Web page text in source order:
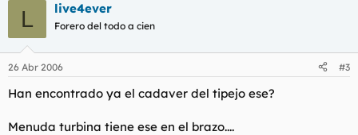
L live4ever
Forero del todo a cien
26 Abr 2006 #3
Han encontrado ya el cadaver del tipejo ese?
Menuda turbina tiene ese en el brazo....